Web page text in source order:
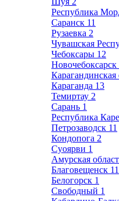
Республика
Саранск 11
Рузаевка 2
Чувашская
Чебоксары 12
Новочебоксарск
Карагандинская
Караганда 13
Темиртау 2
Сарань 1
Республика
Петрозаводск 11
Кондопога 2
Суоярви 1
Амурская
Благовещенск 11
Белогорск 1
Свободный 1